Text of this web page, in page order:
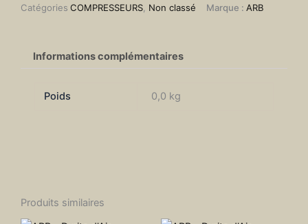
Catégories COMPRESSEURS, Non classé Marque : ARB
Informations complémentaires
Poids 0,0 kg
Produits similaires